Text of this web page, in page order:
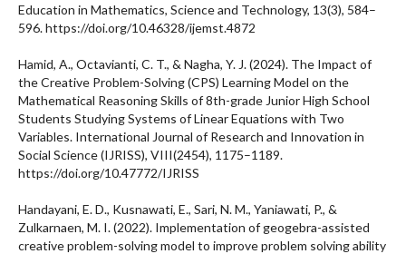
Education in Mathematics, Science and Technology, 13(3), 584–
596. https://doi.org/10.46328/ijemst.4872
Hamid, A., Octavianti, C. T., & Nagha, Y. J. (2024). The Impact of
the Creative Problem-Solving (CPS) Learning Model on the
Mathematical Reasoning Skills of 8th-grade Junior High School
Students Studying Systems of Linear Equations with Two
Variables. International Journal of Research and Innovation in
Social Science (IJRISS), VIII(2454), 1175–1189.
https://doi.org/10.47772/IJRISS
Handayani, E. D., Kusnawati, E., Sari, N. M., Yaniawati, P., &
Zulkarnaen, M. I. (2022). Implementation of geogebra-assisted
creative problem-solving model to improve problem solving ability